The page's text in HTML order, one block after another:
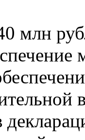
млн